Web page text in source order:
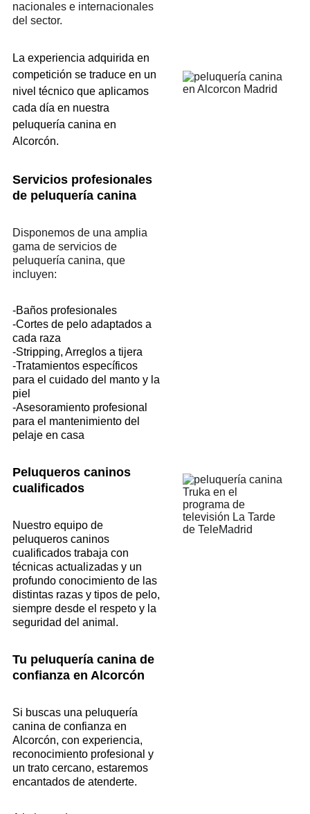
nacionales e internacionales
del sector.
La experiencia adquirida en
competición se traduce en un
nivel técnico que aplicamos
cada día en nuestra
peluquería canina en
Alcorcón.
Servicios profesionales
de peluquería canina
Disponemos de una amplia
gama de servicios de
peluquería canina, que
incluyen:
-Baños profesionales
-Cortes de pelo adaptados a
cada raza
-Stripping, Arreglos a tijera
-Tratamientos específicos
para el cuidado del manto y la
piel
-Asesoramiento profesional
para el mantenimiento del
pelaje en casa
Peluqueros caninos
cualificados
Nuestro equipo de
peluqueros caninos
cualificados trabaja con
técnicas actualizadas y un
profundo conocimiento de las
distintas razas y tipos de pelo,
siempre desde el respeto y la
seguridad del animal.
Tu peluquería canina de
confianza en Alcorcón
Si buscas una peluquería
canina de confianza en
Alcorcón, con experiencia,
reconocimiento profesional y
un trato cercano, estaremos
encantados de atenderte.